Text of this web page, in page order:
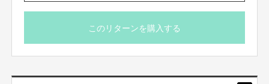
※送料込みの価格、海外への発送は対応しておりません。
※2025年12月送付予定。このリターンを購入する